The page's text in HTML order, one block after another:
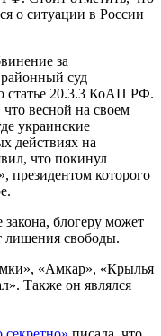
о ситуации в России
за
суд
статье 20.3.3 КоАП РФ.
весной на своем
украинские
действиях на
что покинул
президентом которого
блогеру может
лишения свободы.
«Амкар», «Крылья
Также он являлся